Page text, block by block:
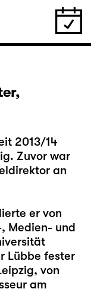
2013/14
Zuvor war
an
er von
Medien- und
Lübbe fester
von
am